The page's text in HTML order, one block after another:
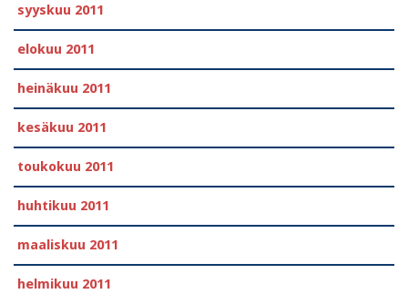
syyskuu 2011
elokuu 2011
heinäkuu 2011
kesäkuu 2011
toukokuu 2011
huhtikuu 2011
maaliskuu 2011
helmikuu 2011